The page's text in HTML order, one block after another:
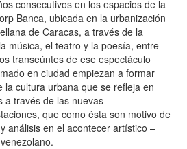
consecutivos en los espacios de la
Banca, ubicada en la urbanización
de Caracas, a través de la
música, el teatro y la poesía, entre
transeúntes de ese espectáculo
en ciudad empiezan a formar
la cultura urbana que se refleja en
a través de las nuevas
que como ésta son motivo de
análisis en el acontecer artístico –